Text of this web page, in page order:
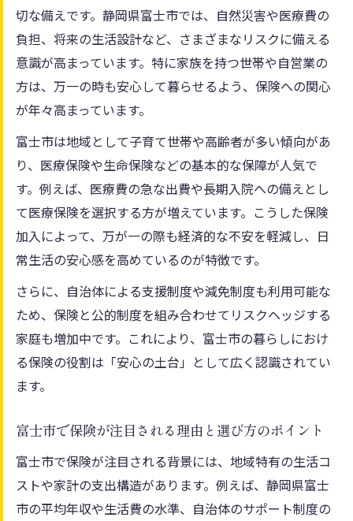
切な備えです。静岡県富士市では、自然災害や医療費の
負担、将来の生活設計など、さまざまなリスクに備える
意識が高まっています。特に家族を持つ世帯や自営業の
方は、万一の時も安心して暮らせるよう、保険への関心
が年々高まっています。
富士市は地域として子育て世帯や高齢者が多い傾向があ
り、医療保険や生命保険などの基本的な保障が人気で
す。例えば、医療費の急な出費や長期入院への備えとし
て医療保険を選択する方が増えています。こうした保険
加入によって、万が一の際も経済的な不安を軽減し、日
常生活の安心感を高めているのが特徴です。
さらに、自治体による支援制度や減免制度も利用可能な
ため、保険と公的制度を組み合わせてリスクヘッジする
家庭も増加中です。これにより、富士市の暮らしにおけ
る保険の役割は「安心の土台」として広く認識されてい
ます。
富士市で保険が注目される理由と選び方のポイント
富士市で保険が注目される背景には、地域特有の生活コ
ストや家計の支出構造があります。例えば、静岡県富士
市の平均年収や生活費の水準、自治体のサポート制度の